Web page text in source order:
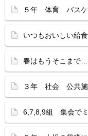
５年 体育 バスケ
いつもおいしい給
春はもうそこまで
３年 社会 公共施
6,7,8,9組 集会でミ